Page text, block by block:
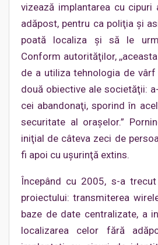
vizează implantarea cu cipuri
adăpost, pentru ca poliţia şi
poată localiza şi să le
Conform autorităţilor,
de a utiliza tehnologia de
două obiective ale societăţii:
cei abandonaţi, sporind în
securitate al oraşelor.”
iniţial de câteva zeci de
fi apoi cu uşurinţă extins.
Începând cu 2005, s-a
proiectului: transmiterea
baze de date centralizate, a
localizarea celor fără